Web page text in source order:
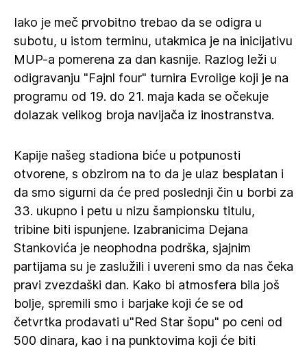
Iako je meč prvobitno trebao da se odigra u
subotu, u istom terminu, utakmica je na inicijativu
MUP-a pomerena za dan kasnije. Razlog leži u
odigravanju "Fajnl four" turnira Evrolige koji je na
programu od 19. do 21. maja kada se očekuje
dolazak velikog broja navijača iz inostranstva.
Kapije našeg stadiona biće u potpunosti
otvorene, s obzirom na to da je ulaz besplatan i
da smo sigurni da će pred poslednji čin u borbi za
33. ukupno i petu u nizu šampionsku titulu,
tribine biti ispunjene. Izabranicima Dejana
Stankovića je neophodna podrška, sjajnim
partijama su je zaslužili i uvereni smo da nas čeka
pravi zvezdaški dan. Kako bi atmosfera bila još
bolje, spremili smo i barjake koji će se od
četvrtka prodavati u"Red Star šopu" po ceni od
500 dinara, kao i na punktovima koji će biti